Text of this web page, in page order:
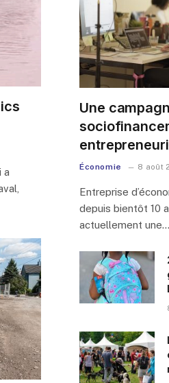
a
Une
Économie 8 août
Entreprise
depuis bientôt 10
actuellement une…